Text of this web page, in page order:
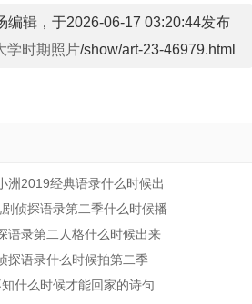
编辑，于2026-06-17 03:20:44发布
学时期照片/show/art-23-46979.html
洲2019经典语录什么时候出
侦探语录第二季什么时候播
语录第二人格什么时候出来
探语录什么时候拍第二季
什么时候才能回家的诗句